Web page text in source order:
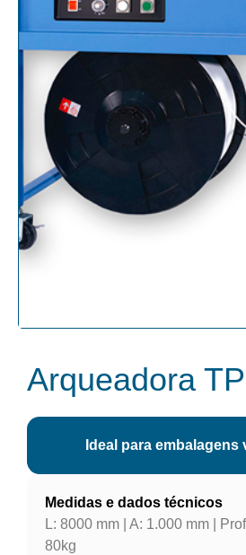
Arqueadora
Ideal para embalagens
Medidas e dados técnicos
L: 8000 mm | A: 1.000 mm |
80kg